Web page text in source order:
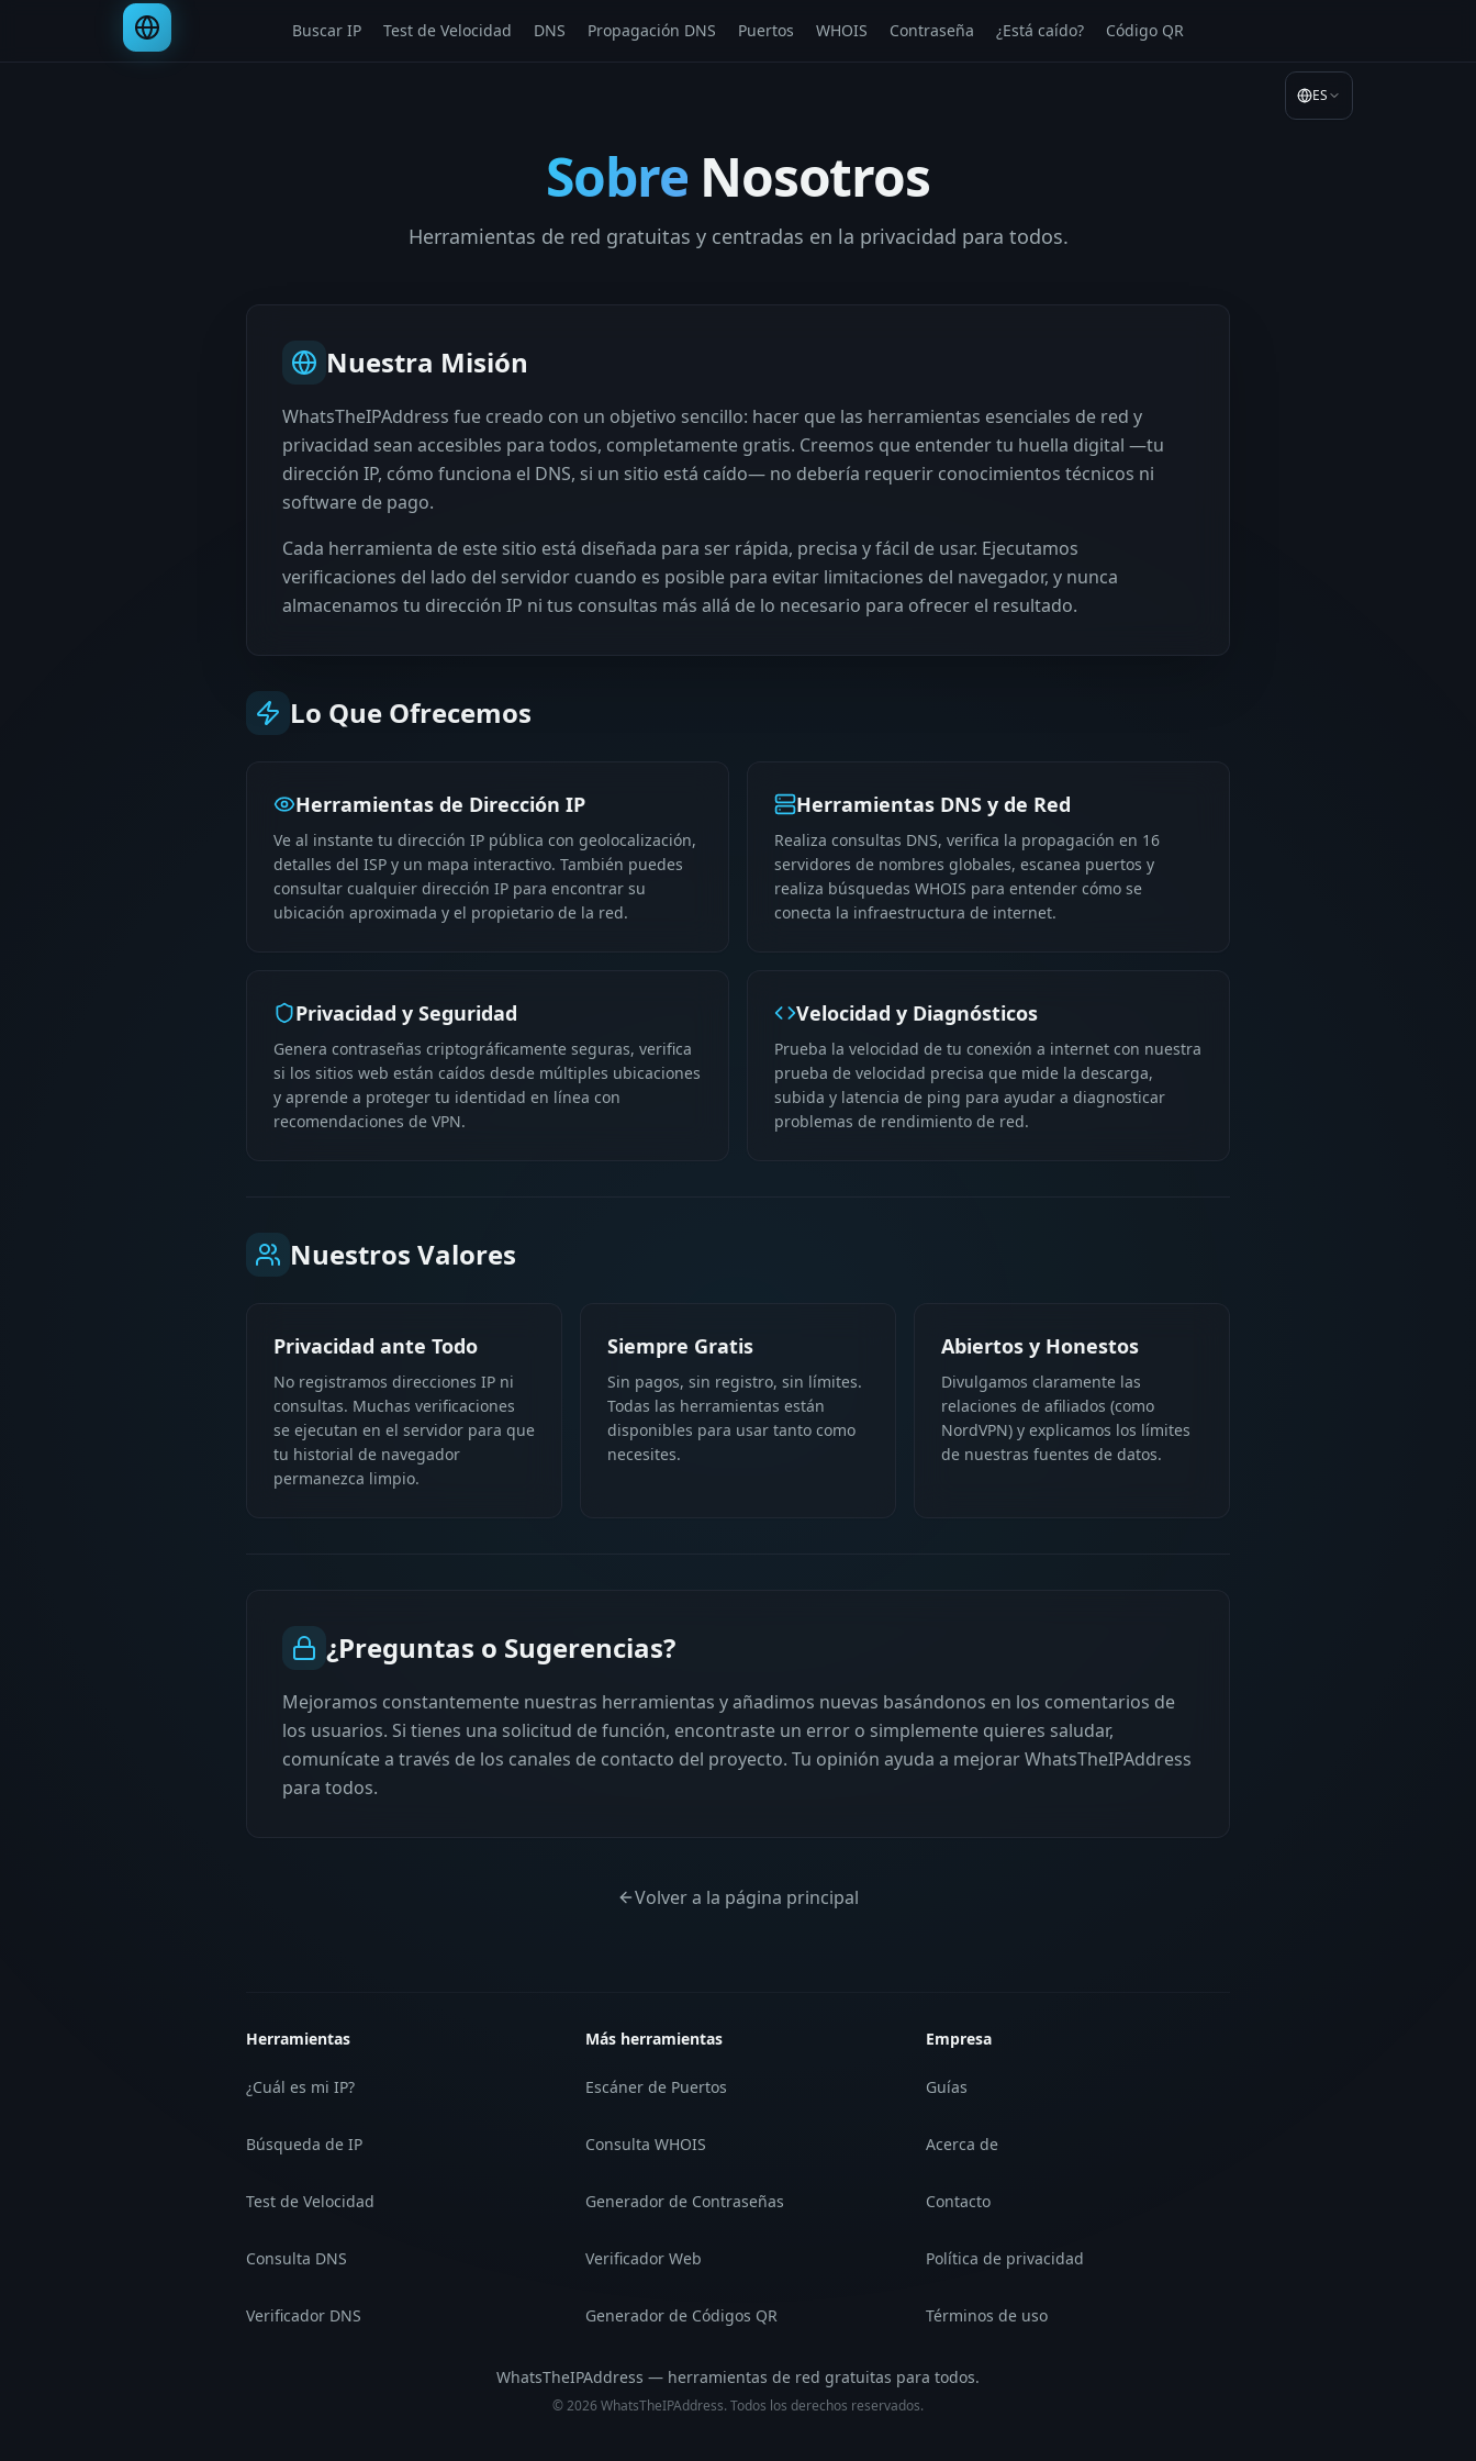
Buscar IP Test de Velocidad DNS Propagación DNS Puertos WHOIS Contraseña ¿Está caído? Código QR
ES
Sobre Nosotros
Herramientas de red gratuitas y centradas en la privacidad para todos.
Nuestra Misión
WhatsTheIPAddress fue creado con un objetivo sencillo: hacer que las herramientas esenciales de red y
privacidad sean accesibles para todos, completamente gratis. Creemos que entender tu huella digital —tu
dirección IP, cómo funciona el DNS, si un sitio está caído— no debería requerir conocimientos técnicos ni
software de pago.
Cada herramienta de este sitio está diseñada para ser rápida, precisa y fácil de usar. Ejecutamos
verificaciones del lado del servidor cuando es posible para evitar limitaciones del navegador, y nunca
almacenamos tu dirección IP ni tus consultas más allá de lo necesario para ofrecer el resultado.
Lo Que Ofrecemos
Herramientas de Dirección IP
Ve al instante tu dirección IP pública con geolocalización,
detalles del ISP y un mapa interactivo. También puedes
consultar cualquier dirección IP para encontrar su
ubicación aproximada y el propietario de la red.
Herramientas DNS y de Red
Realiza consultas DNS, verifica la propagación en 16
servidores de nombres globales, escanea puertos y
realiza búsquedas WHOIS para entender cómo se
conecta la infraestructura de internet.
Privacidad y Seguridad
Genera contraseñas criptográficamente seguras, verifica
si los sitios web están caídos desde múltiples ubicaciones
y aprende a proteger tu identidad en línea con
recomendaciones de VPN.
Velocidad y Diagnósticos
Prueba la velocidad de tu conexión a internet con nuestra
prueba de velocidad precisa que mide la descarga,
subida y latencia de ping para ayudar a diagnosticar
problemas de rendimiento de red.
Nuestros Valores
Privacidad ante Todo
No registramos direcciones IP ni
consultas. Muchas verificaciones
se ejecutan en el servidor para que
tu historial de navegador
permanezca limpio.
Siempre Gratis
Sin pagos, sin registro, sin límites.
Todas las herramientas están
disponibles para usar tanto como
necesites.
Abiertos y Honestos
Divulgamos claramente las
relaciones de afiliados (como
NordVPN) y explicamos los límites
de nuestras fuentes de datos.
¿Preguntas o Sugerencias?
Mejoramos constantemente nuestras herramientas y añadimos nuevas basándonos en los comentarios de
los usuarios. Si tienes una solicitud de función, encontraste un error o simplemente quieres saludar,
comunícate a través de los canales de contacto del proyecto. Tu opinión ayuda a mejorar WhatsTheIPAddress
para todos.
Volver a la página principal
Herramientas
¿Cuál es mi IP?
Búsqueda de IP
Test de Velocidad
Consulta DNS
Verificador DNS
Más herramientas
Escáner de Puertos
Consulta WHOIS
Generador de Contraseñas
Verificador Web
Generador de Códigos QR
Empresa
Guías
Acerca de
Contacto
Política de privacidad
Términos de uso
WhatsTheIPAddress — herramientas de red gratuitas para todos.
©2026 WhatsTheIPAddress. Todos los derechos reservados.